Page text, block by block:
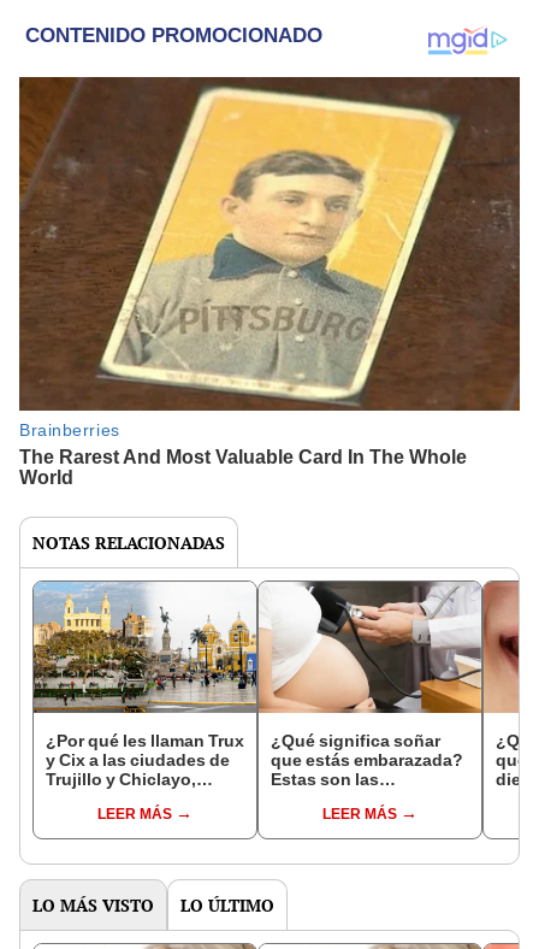
NOTAS RELACIONADAS
¿Por qué les llaman Trux
y Cix a las ciudades de
Trujillo y Chiclayo,
LEER MÁS
¿Qué significa soñar
que estás embarazada?
Estas son las
comunesLEER MÁS
que
LO MÁS VISTO LO ÚLTIMO